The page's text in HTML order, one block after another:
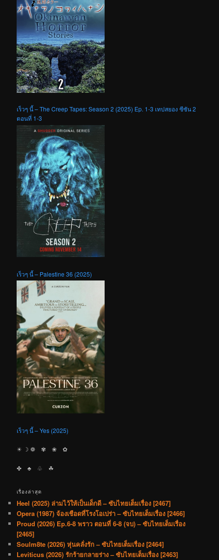
เร็วๆ นี้ – The Creep Tapes: Season 2 (2025) Ep. 1-3 เทปสยอง ซีซัน 2
ตอนที่ 1-3
เร็วๆ นี้ – Palestine 36 (2025)
เร็วๆ นี้ – Yes (2025)
☀︎ ☽ ❁ ✾ ❀ ✿
✤ ♣︎ ♧ ☘︎
เรื่องล่าสุด
Heel (2025) ล่ามไว้ให้เป็นเด็กดี – ซับไทยเต็มเรื่อง [2467]
Opera (1987) จ้องเชือดที่โรงโอเปร่า – ซับไทยเต็มเรื่อง [2466]
Proud (2026) Ep.6-8 พราว ตอนที่ 6-8 (จบ) – ซับไทยเต็มเรื่อง
[2465]
Soulm8te (2026) หุ่นคลั่งรัก – ซับไทยเต็มเรื่อง [2464]
Leviticus (2026) รักร้ายกลายร่าง – ซับไทยเต็มเรื่อง [2463]